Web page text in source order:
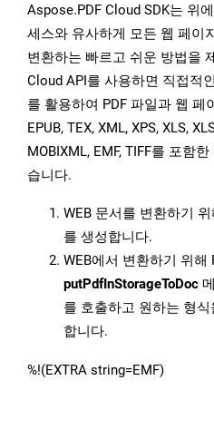
Aspose.PDF Cloud SDK는 위
세스와 유사하게 모든 웹 페이
변환하는 빠르고 쉬운 방법을
Cloud API를 사용하면 직접적
를 활용하여 PDF 파일과 웹 페
EPUB, TEX, XML, XPS, XLS,
MOBIXML, EMF, TIFF를 포함
습니다.
WEB 문서를 변환하기 위
를 생성합니다.
WEB에서 변환하기 위해
putPdfInStorageToDoc
를 호출하고 원하는 형
합니다.
%!(EXTRA string=EMF)